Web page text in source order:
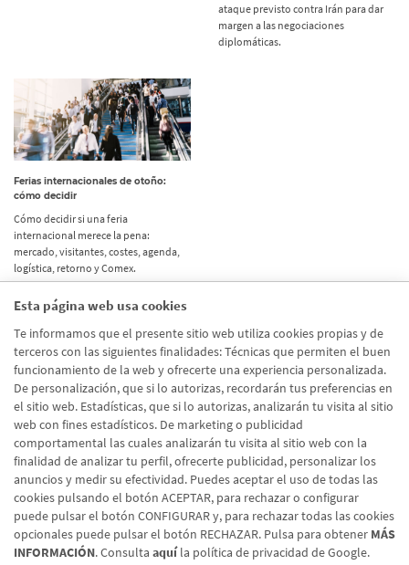
Esta página web usa cookies
Te informamos que el presente sitio web utiliza cookies propias y de
terceros con las siguientes finalidades: Técnicas que permiten el buen
funcionamiento de la web y ofrecerte una experiencia personalizada.
De personalización, que si lo autorizas, recordarán tus preferencias en
el sitio web. Estadísticas, que si lo autorizas, analizarán tu visita al sitio
web con fines estadísticos. De marketing o publicidad
comportamental las cuales analizarán tu visita al sitio web con la
finalidad de analizar tu perfil, ofrecerte publicidad, personalizar los
anuncios y medir su efectividad. Puedes aceptar el uso de todas las
cookies pulsando el botón ACEPTAR, para rechazar o configurar
puede pulsar el botón CONFIGURAR y, para rechazar todas las cookies
opcionales puede pulsar el botón RECHAZAR. Pulsa para obtener MÁS
INFORMACIÓN. Consulta aquíla política de privacidad de Google.
ataque previsto contra Irán para dar
margen a las negociaciones
diplomáticas.
Ferias internacionales de otoño:
cómo decidir
Cómo decidir si una feria
internacional merece la pena:
mercado, visitantes, costes, agenda,
logística, retorno y Comex.
Etiquetas
Actualidad(514)
Internacional(490)
Empresa(138)
Recomendaciones
Internacional - Cloned(8)
Actualidad - Cloned (8)